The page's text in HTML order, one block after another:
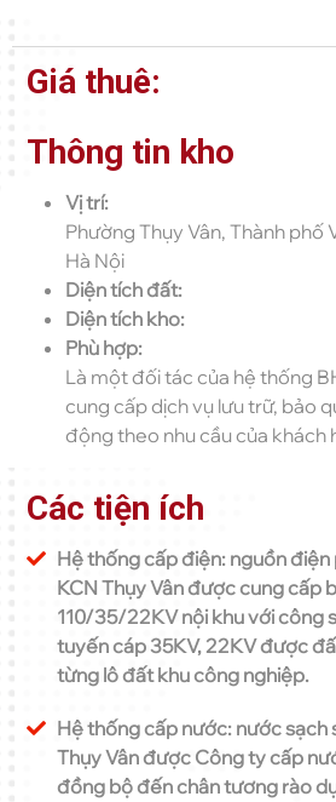
Giá thuê:
Thông tin kho
Vị trí:
Phường Thụy Vân, Thành phố
Hà Nội
Diện tích đất:
Diện tích kho:
Phù hợp:
Là một đối tác của hệ thống
cung cấp dịch vụ lưu trữ, bảo
động theo nhu cầu của khách
Các tiện ích
Hệ thống cấp điện: nguồn điện
KCN Thụy Vân được cung cấp
110/35/22KV nội khu với công
tuyến cáp 35KV, 22KV được
từng lô đất khu công nghiệp.
Hệ thống cấp nước: nước sạch
Thụy Vân được Công ty cấp
đồng bộ đến chân tương rào